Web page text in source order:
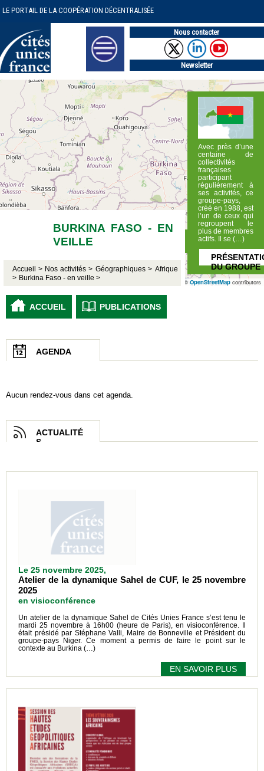
LE PORTAIL DE LA COOPÉRATION DÉCENTRALISÉE
Nous contacter
Newsletter
BURKINA FASO - EN
VEILLE
Accueil > Nos activités > Géographiques > Afrique
> Burkina Faso - en veille >
Avec près d’une
centaine de
collectivités
françaises
participant
régulièrement à
ses activités, ce
groupe-pays,
créé en 1988, est
l’un de ceux qui
regroupent le
plus de membres
actifs. Il se (…)
DU GROUPE
© OpenStreetMap contributors
ACCUEIL PUBLICATIONS
AGENDA
Aucun rendez-vous dans cet agenda.
ACTUALITÉ
S
Le 25 novembre 2025,
Atelier de la dynamique Sahel de CUF, le 25 novembre
2025
en visioconférence
Un atelier de la dynamique Sahel de Cités Unies France s’est tenu le
mardi 25 novembre à 16h00 (heure de Paris), en visioconférence. Il
était présidé par Stéphane Valli, Maire de Bonneville et Président du
groupe-pays Niger. Ce moment a permis de faire le point sur le
contexte au Burkina (…)
EN SAVOIR PLUS